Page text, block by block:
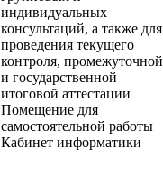
индивидуальных
консультаций, а также для
проведения текущего
контроля, промежуточной
и государственной
итоговой аттестации
Помещение для
самостоятельной работы
Кабинет информатики